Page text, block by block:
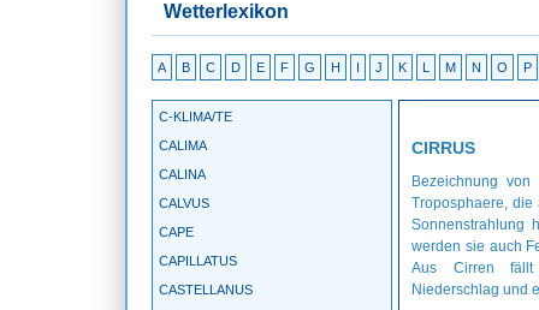
Wetterlexikon
A B C D E F G H I J K L M N O P
C-KLIMA/TE
CALIMA
CALINA
CALVUS
CAPE
CAPILLATUS
CASTELLANUS
CIRRUS
Bezeichnung
Troposphaere,
Sonnenstrahlung
werden sie auch
Aus Cirren
Niederschlag und